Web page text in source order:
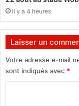
!
d
e
l
u
il y a 4 heures
Laisser un
Votre adresse e-mail
sont indiqués avec *